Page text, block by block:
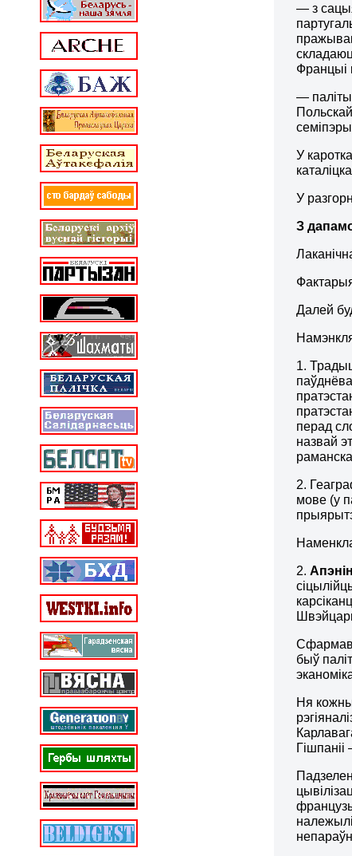
— з
Францыі
—
У
У
З
Далей
1.
перад
назвай
2.
мове (у
2.
быў
Ня
Гішпаніі